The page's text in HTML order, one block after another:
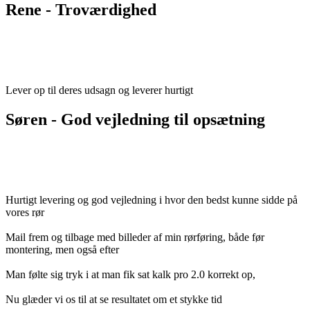
Rene - Troværdighed
Lever op til deres udsagn og leverer hurtigt
Søren - God vejledning til opsætning
Hurtigt levering og god vejledning i hvor den bedst kunne sidde på
vores rør
Mail frem og tilbage med billeder af min rørføring, både før
montering, men også efter
Man følte sig tryk i at man fik sat kalk pro 2.0 korrekt op,
Nu glæder vi os til at se resultatet om et stykke tid